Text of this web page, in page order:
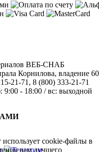
ВЕБ-СНАБ
Корнилова, владение
21-71 , 8 (800) 333-21-71
9:00 - 18:00 / вс: выходной
cookie-файлы в
вам лучшего